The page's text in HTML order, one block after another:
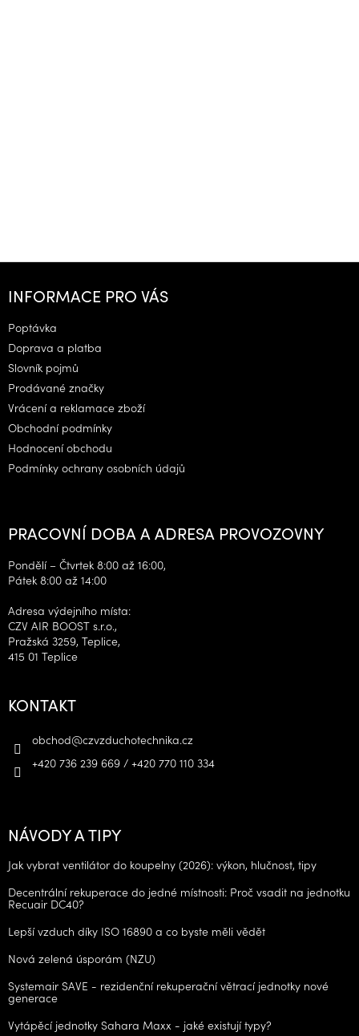
Z
INFORMACE PRO VÁS
Poptávka
Doprava a platba
Slovník pojmů
Prodávané značky
Vrácení a reklamace zboží
Obchodní podmínky
Hodnocení obchodu
Podmínky ochrany osobních údajů
PRACOVNÍ DOBA A ADRESA PROVOZOVNY
Pondělí – Čtvrtek 8:00 až 16:00,
Pátek 8:00 až 14:00
Adresa výdejního místa:
CZV AIR BOOST s.r.o.,
Pražská 3259, Teplice,
415 01 Teplice
KONTAKT
obchod@czvzduchotechnika.cz
+420 736 239 669 / +420 770 110 334
NÁVODY A TIPY
Jak vybrat ventilátor do koupelny (2026): výkon, hlučnost, tipy
Decentrální rekuperace do jedné místnosti: Proč vsadit na jednotku
Recuair DC40?
Lepší vzduch díky ISO 16890 a co byste měli vědět
Nová zelená úsporám (NZU)
Systemair SAVE - rezidenční rekuperační větrací jednotky nové
generace
Vytápěcí jednotky Sahara Maxx - jaké existují typy?